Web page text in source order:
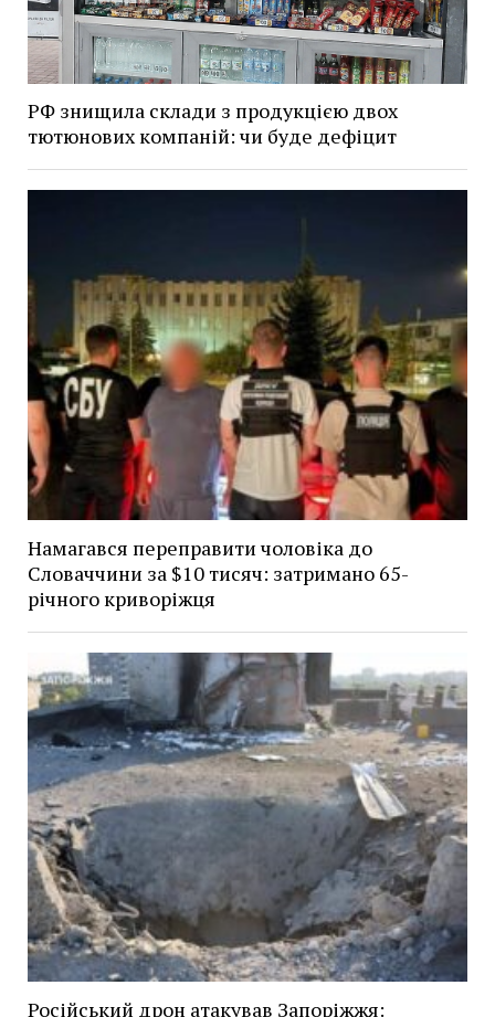
РФ знищила склади з продукцією двох
тютюнових компаній: чи буде дефіцит
Намагався переправити чоловіка до
Словаччини за $10 тисяч: затримано 65-
річного криворіжця
Російський дрон атакував Запоріжжя: